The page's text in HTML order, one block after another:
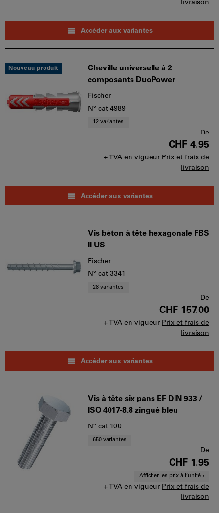
livraison
Accéder aux variantes
Nouveau produit
Cheville universelle à 2
composants DuoPower
Fischer
N° cat.4989
12 variantes
De
CHF 4.95
+ TVA en vigueur Prix et frais de
livraison
Accéder aux variantes
Vis béton à tête hexagonale FBS
II US
Fischer
N° cat.3341
28 variantes
De
CHF 157.00
+ TVA en vigueur Prix et frais de
livraison
Accéder aux variantes
Vis à tête six pans EF DIN 933 /
ISO 4017-8.8 zingué bleu
N° cat.100
650 variantes
De
CHF 1.95
Afficher les prix à l’unité
+ TVA en vigueur Prix et frais de
livraison